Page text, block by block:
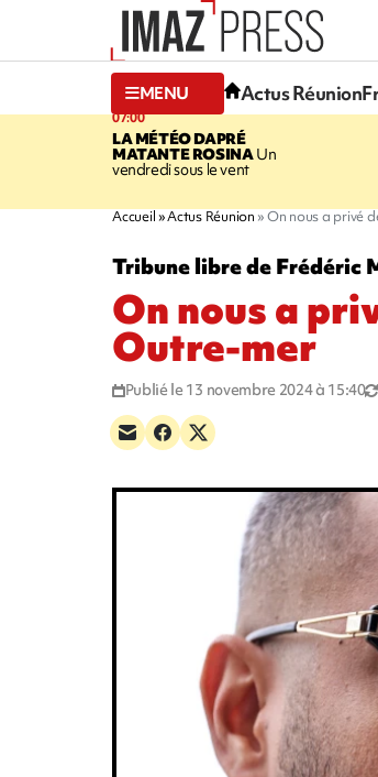
MENU Actus Réunion
07:00
LA MÉTÉO DAPRÉ
MATANTE ROSINAUn
vendredi sous le vent
Accueil Actus Réunion On nous a privé
Tribune libre de Frédéric
On nous a
Outre-mer
Publié le 13 novembre 2024 à 15:40